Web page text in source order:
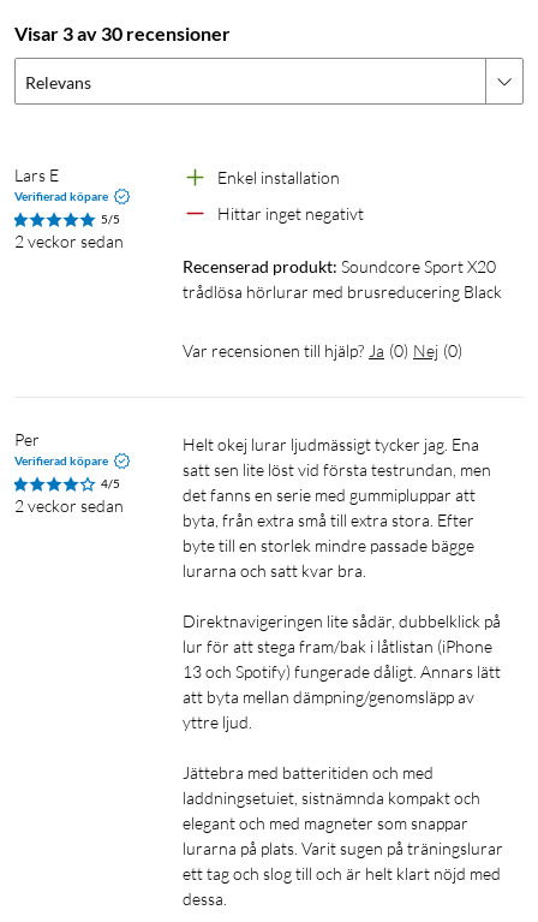
Deras unika höljesdesign och Soundcores exklusiva
vatten, svett och damm.
Batteri för hela dagen
I vanligt läge levererar Sport X20 en anmärkningsvärd
batteritid på 12 timmar med en enda laddning, förlängbar till
på en enda laddning, 28 timmar med etuiet. Med snabb-
laddningsfunktionen kan du hoppa in i din träningsrutin utan
Specifikationer
Ljud: Pumped-Up Bass, 11mm drivers
Brusreducering: Adaptive ANC
Speltid: Upp till 12 timmar
Batteritid: Upp till 48 timmar
Snabbladdning: 5 minuter = 2 timmar
Samtal: 6 mikrofoner med AI algoritm
XS/S/M/L öronkuddar - M förinstallerat
Visar 3 av 30 recensioner
Relevans
Lars E
Verifierad köpare
5/5
2 veckor sedan
Enkel installation
Hittar inget negativt
Recenserad produkt: Soundcore Sport X20
trådlösa hörlurar med brusreducering Black
Var recensionen till hjälp? Ja (0) Nej (0)
Per
Verifierad köpare
4/5
2 veckor sedan
Helt okej lurar ljudmässigt tycker jag. Ena
satt sen lite löst vid första testrundan, men
det fanns en serie med gummipluppar att
byta, från extra små till extra stora. Efter
byte till en storlek mindre passade bägge
lurarna och satt kvar bra.
Direktnavigeringen lite sådär, dubbelklick på
lur för att stega fram/bak i låtlistan (iPhone
13 och Spotify) fungerade dåligt. Annars lätt
att byta mellan dämpning/genomsläpp av
yttre ljud.
Jättebra med batteritiden och med
laddningsetuiet, sistnämnda kompakt och
elegant och med magneter som snappar
lurarna på plats. Varit sugen på träningslurar
ett tag och slog till och är helt klart nöjd med
dessa.